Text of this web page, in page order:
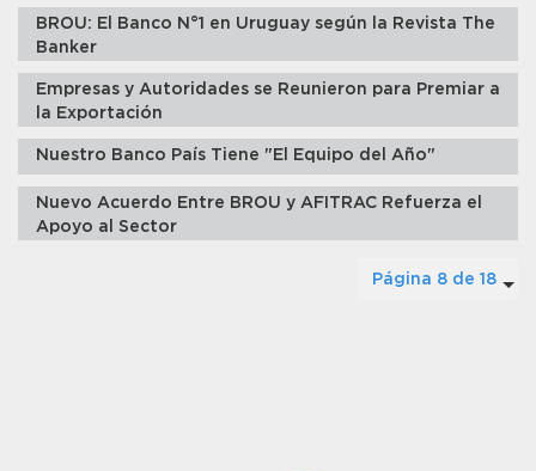
BROU: El Banco N°1 en Uruguay según la Revista The
Banker
Empresas y Autoridades se Reunieron para Premiar a
la Exportación
Nuestro Banco País Tiene "El Equipo del Año"
Nuevo Acuerdo Entre BROU y AFITRAC Refuerza el
Apoyo al Sector
Página 8 de 18